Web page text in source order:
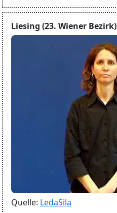
Liesing (23. Wiener Bezirk)
Quelle: LedaSila